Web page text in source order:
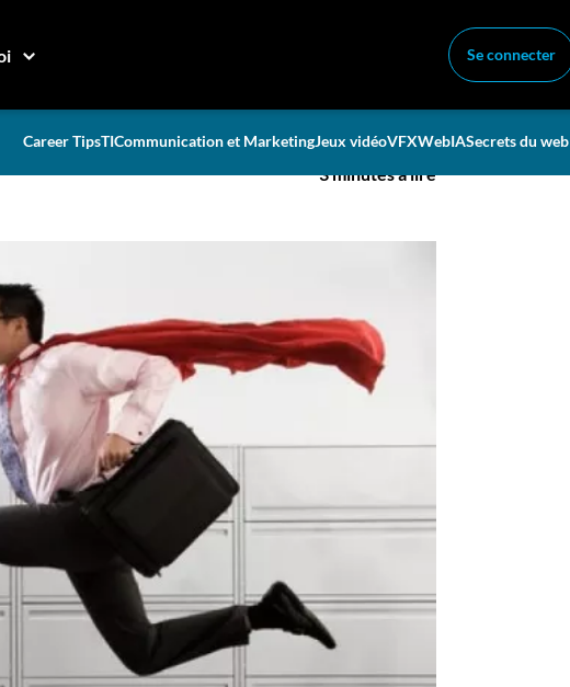
Se connecter
Career TipsTICommunication et MarketingJeux vidéoVFXWebIASecrets du web
à son travail
3 minutes à lire